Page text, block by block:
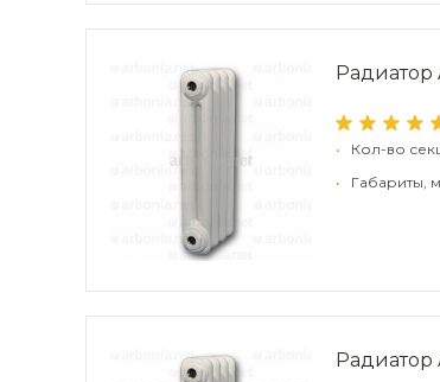
Радиатор
•
Кол-во
•
Габариты,
Радиатор